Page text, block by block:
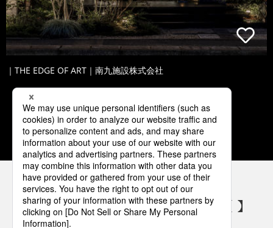
｜THE EDGE OF ART｜南九施設株式会社
1 2 3 4 5
パナソニックの電気設備 SNSアカウント